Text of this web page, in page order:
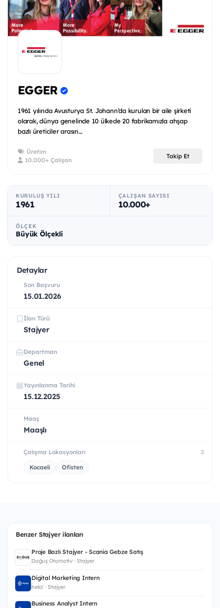
EGGER
1961 yılında Avusturya St. Johann’da kurulan bir aile şirketi
olarak, dünya genelinde 10 ülkede 20 fabrikamızla ahşap
bazlı üreticiler arasın...
Üretim
10.000+ Çalışan
Takip Et
KURULUŞ YILI
1961
ÇALIŞAN SAYISI
10.000+
ÖLÇEK
Büyük Ölçekli
Detaylar
Son Başvuru
15.01.2026
İlan Türü
Stajyer
Departman
Genel
Yayınlanma Tarihi
15.12.2025
Maaş
Maaşlı
Çalışma Lokasyonları 2
Kocaeli Ofisten
Benzer Stajyer ilanları
Proje Bazlı Stajyer - Scania Gebze Satış
Doğuş Otomotiv · Stajyer
Digital Marketing Intern
helo! · Stajyer
Business Analyst Intern